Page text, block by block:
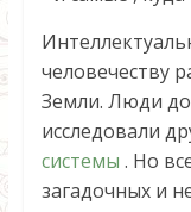
человечеству
Земли. Люди
исследовали
системы . Но
загадочных и